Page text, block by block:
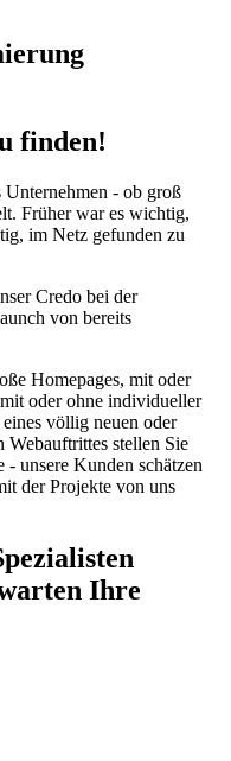
finden!
Unternehmen - ob groß
Früher war es wichtig,
im Netz gefunden zu
Credo bei der
von bereits
Homepages, mit oder
oder ohne individueller
völlig neuen oder
Webauftrittes stellen Sie
- unsere Kunden schätzen
der Projekte von uns
Ihre